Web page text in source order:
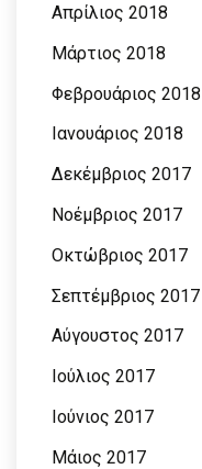
Απρίλιος 2018
Μάρτιος 2018
Φεβρουάριος 2018
Ιανουάριος 2018
Δεκέμβριος 2017
Νοέμβριος 2017
Οκτώβριος 2017
Σεπτέμβριος 2017
Αύγουστος 2017
Ιούλιος 2017
Ιούνιος 2017
Μάιος 2017